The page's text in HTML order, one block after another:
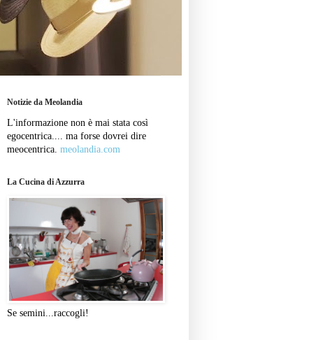
Notizie da Meolandia
L'informazione non è mai stata così
egocentrica.... ma forse dovrei dire
meocentrica. meolandia.com
La Cucina di Azzurra
Se semini...raccogli!